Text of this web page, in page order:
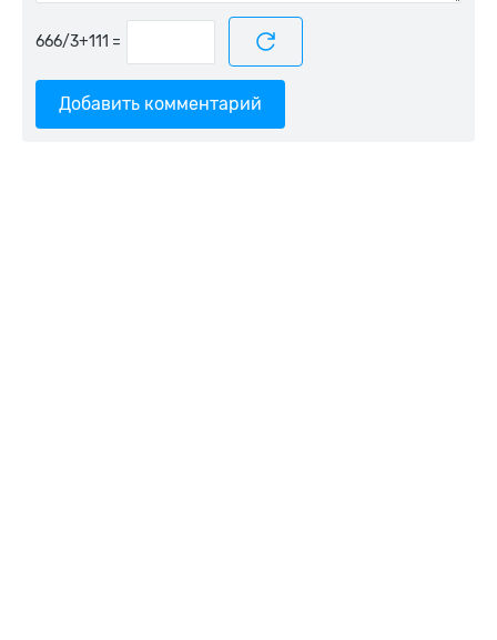
=
Добавить комментарий